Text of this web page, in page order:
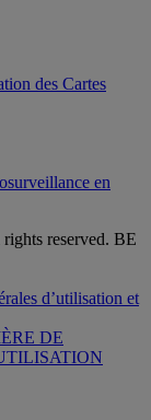
des Cartes
en
reserved. BE
d’utilisation et
DE